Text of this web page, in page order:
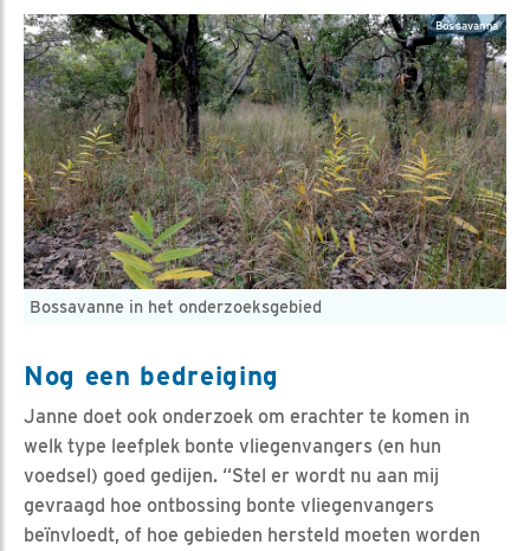
Bossavanne in het onderzoeksgebied
Bossavanna
Nog een bedreiging
Janne doet ook onderzoek om erachter te komen in
welk type leefplek bonte vliegenvangers (en hun
voedsel) goed gedijen. “Stel er wordt nu aan mij
gevraagd hoe ontbossing bonte vliegenvangers
beïnvloedt, of hoe gebieden hersteld moeten worden